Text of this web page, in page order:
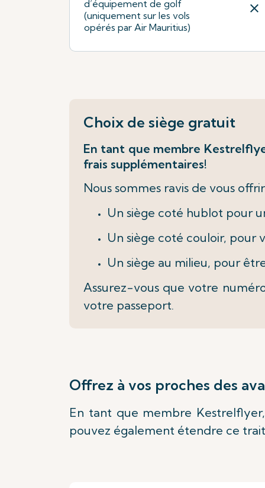
d’équipement de golf
(uniquement sur les vols
opérés par Air Mauritius)
close
Choix de siège gratuit
En tant que membre
frais supplémentaires!
Nous sommes ravis de vous
Un siège coté hublot pour
Un siège coté couloir, pour
Un siège au milieu, pour
Assurez-vous que votre
votre passeport.
Offrez à vos proches des
En tant que membre
pouvez également étendre ce